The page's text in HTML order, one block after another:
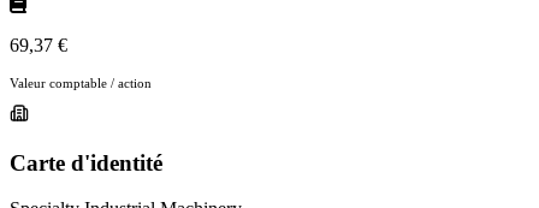
69,37 €
Valeur comptable / action
Carte d'identité